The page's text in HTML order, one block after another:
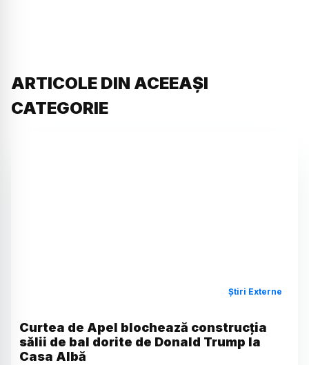
ARTICOLE DIN ACEEAȘI
CATEGORIE
Știri Externe
Curtea de Apel blochează construcția
sălii de bal dorite de Donald Trump la
Casa Albă